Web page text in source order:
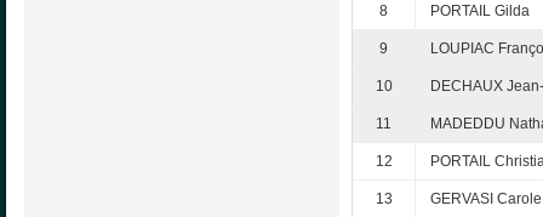
8 PORTAIL Gilda
9 LOUPIAC
10 DECHAUX
11 MADEDDU
12 PORTAIL
13 GERVASI Carole